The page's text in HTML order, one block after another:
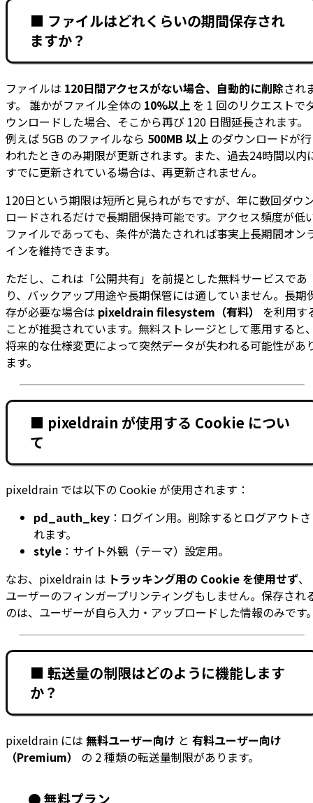
■ ファイルはどれくらいの期間保存され
ますか？
ファイルは 120日間アクセスがない場合、自動的に削除され
す。 誰かがファイル全体の 10%以上 を 1 回のリクエストで
ウンロードした場合、そこから再び 120 日間延長されます。
例えば 5GB のファイルなら 500MB 以上 のダウンロードが行
われたときのみ期限が更新されます。また、過去24時間以内
すでに更新されている場合は、再更新されません。
120日という期限は短所と見られがちですが、年に数回ダウ
ロードされるだけで長期間保持可能です。アクセス頻度が低
ファイルであっても、条件が満たされれば事実上長期間オン
インを維持できます。
ただし、これは「公開共有」を前提とした無料サービスであ
り、バックアップ用途や長期保管には適していません。長期
存が必要な場合は pixeldrain filesystem（有料）
を利用す
ことが推奨されています。無料ストレージとして悪用すると
将来的な仕様変更によって突然データが失われる可能性があ
ます。
■ pixeldrain が使用する Cookie につい
て
pixeldrain では以下の Cookie が使用されます：
pd_auth_key ：ログイン用。削除するとログアウトさ
れます。
style ：サイト外観（テーマ）設定用。
なお、pixeldrain は トラッキング用の Cookie を使用せず、
ユーザーのフィンガープリンティングもしません。保存され
のは、ユーザーが自ら入力・アップロードした情報のみです
■ 転送量の制限はどのように機能します
か？
pixeldrain には 無料ユーザー向け と 有料ユーザー向け
（Premium）
の 2 種類の転送量制限があります。
● 無料プラン